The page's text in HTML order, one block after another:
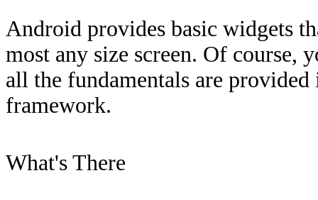
Android provides basic widgets
most any size screen. Of course,
all the fundamentals are
framework.
What's There